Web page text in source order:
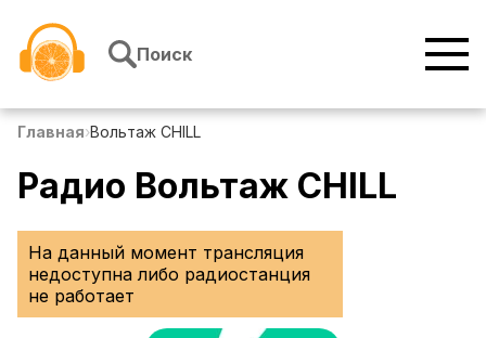
Поиск
Главная›Вольтаж CHILL
Радио Вольтаж CHILL
На данный момент трансляция
недоступна либо радиостанция
не работает